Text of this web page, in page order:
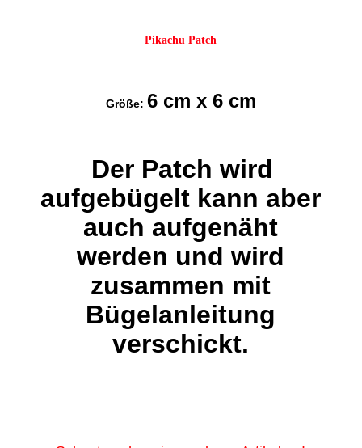
Pikachu Patch
Größe: 6 cm x 6 cm
Der Patch wird
aufgebügelt kann aber
auch aufgenäht
werden und wird
zusammen mit
Bügelanleitung
verschickt.